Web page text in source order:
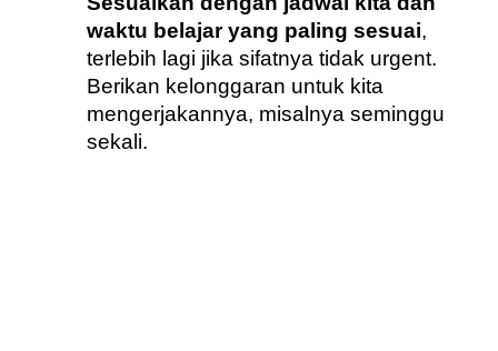
waktu belajar yang paling sesuai,
terlebih lagi jika sifatnya tidak urgent.
Berikan kelonggaran untuk kita
mengerjakannya, misalnya seminggu
sekali.